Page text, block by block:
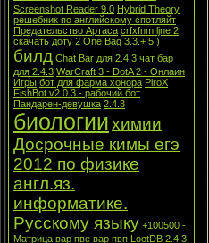
Screenshot Reader 9.0 Hybrid Theory
решебник по английскому спотляйт
Предательство Артаса crfxfnm ljne 2
скачать доту 2 One Bag 3.3.+ 5 )
билд Chat Bar для 2.4.3 чат бар
для 2.4.3 WarCraft 3 - DotA 2 - Онлаин
Игры бот для фарма хонора PiroX
FishBot v2.0.3 - рабочий бот
Пандарен-девушка 2.4.3
биологиихимии
Досрочные кимы егэ
2012 по физике
англ.яз.
информатике.
Русскому языку +100500 -
Матрица вар пве вар пвп LootDB 2.4.3